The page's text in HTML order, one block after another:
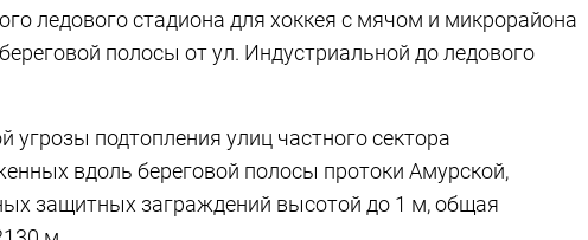
ледового стадиона для хоккея с мячом и микрорайона
полосы от ул. Индустриальной до ледового
подтопления улиц частного сектора
вдоль береговой полосы протоки Амурской,
защитных заграждений высотой до 1 м, общая